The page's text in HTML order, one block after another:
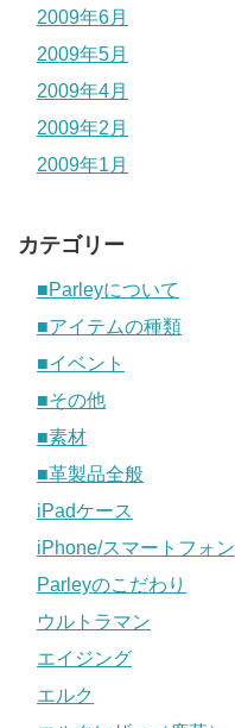
2009年6月
2009年5月
2009年4月
2009年2月
2009年1月
カテゴリー
■Parleyについて
■アイテムの種類
■イベント
■その他
■素材
■革製品全般
iPadケース
iPhone/スマートフォン
Parleyのこだわり
ウルトラマン
エイジング
エルク